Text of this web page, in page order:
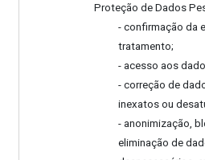
Proteção de Dados
- confirmação da
tratamento;
- acesso aos
- correção de
inexatos ou
- anonimização,
eliminação de